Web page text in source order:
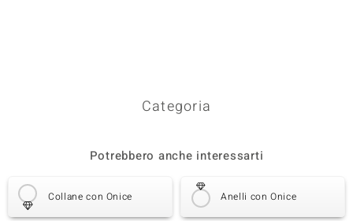
Categoria
Potrebbero anche interessarti
Collane con Onice Anelli con Onice